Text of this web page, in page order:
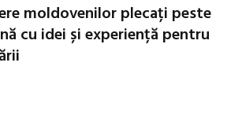
moldovenilor plecați peste
cu idei și experiență pentru